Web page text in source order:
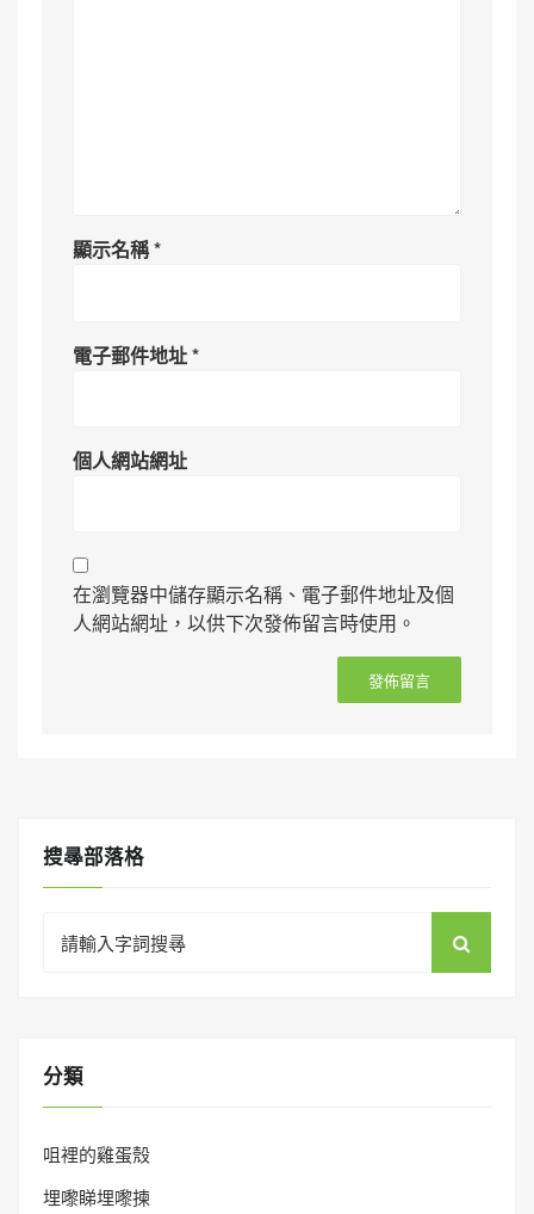
顯示名稱*
電子郵件地址*
個人網站網址
在瀏覽器中儲存顯示名稱、電子郵件地址及個
人網站網址，以供下次發佈留言時使用。
搜㝷部落格
for:
分類
咀裡的雞蛋殼
埋嚟睇埋嚟揀